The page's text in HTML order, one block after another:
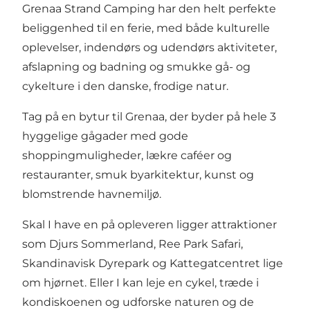
Grenaa Strand Camping har den helt perfekte
beliggenhed til en ferie, med både kulturelle
oplevelser, indendørs og udendørs aktiviteter,
afslapning og badning og smukke gå- og
cykelture i den danske, frodige natur.
Tag på en bytur til Grenaa, der byder på hele 3
hyggelige gågader med gode
shoppingmuligheder, lækre caféer og
restauranter, smuk byarkitektur, kunst og
blomstrende havnemiljø.
Skal I have en på opleveren ligger attraktioner
som Djurs Sommerland, Ree Park Safari,
Skandinavisk Dyrepark og Kattegatcentret lige
om hjørnet. Eller I kan leje en cykel, træde i
kondiskoenen og udforske naturen og de